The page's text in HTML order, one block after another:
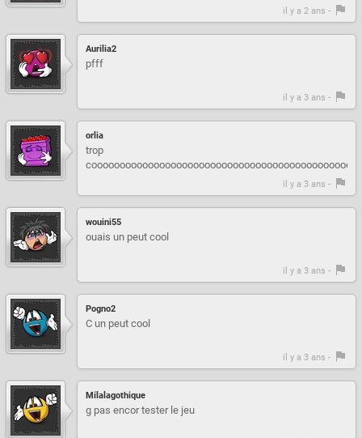
il y a 2 ans -
Aurilia2
pfff
il y a 3 ans -
orlia
trop
il y a 3 ans -
wouini55
ouais un peut cool
il y a 3 ans -
Pogno2
C un peut cool
il y a 3 ans -
Milalagothique
g pas encor tester le jeu